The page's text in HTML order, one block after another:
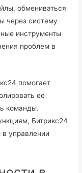
обмениваться
через систему
инструменты
проблем в
помогает
ее
команды.
Битрикс24
управлении